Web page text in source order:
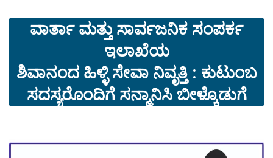
ವಾರ್ತಾ ಮತ್ತು ಸಾರ್ವಜನಿಕ ಸಂಪರ್ಕ
ಇಲಾಖೆಯ
ಶಿವಾನಂದ ಹಿಳ್ಳಿ ಸೇವಾ ನಿವೃತ್ತಿ : ಕುಟುಂಬ
ಸದಸ್ಯರೊಂದಿಗೆ ಸನ್ಮಾನಿಸಿ ಬೀಳ್ಕೊಡುಗೆ